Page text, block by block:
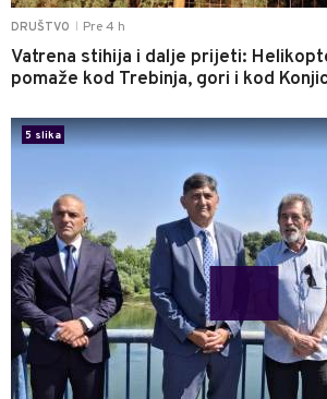
DRUŠTVO Pre 4 h
Vatrena stihija i dalje prijeti:
pomaže kod Trebinja, gori i kod
5 slika